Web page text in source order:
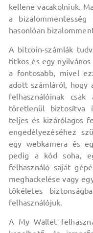
kellene vacakolniuk.
a
hasonlóan
A bitcoin-számlák
titkos és egy
a fontosabb, mivel
adott számláról, hogy
felhasználóinak
töretlenül biztosítva
teljes és kizárólagos
engedélyezéséhez
egy webkamera és
pedig a kód soha,
felhasználó saját
meghackelése vagy
tökéletes
felhasználójuk.
A My Wallet